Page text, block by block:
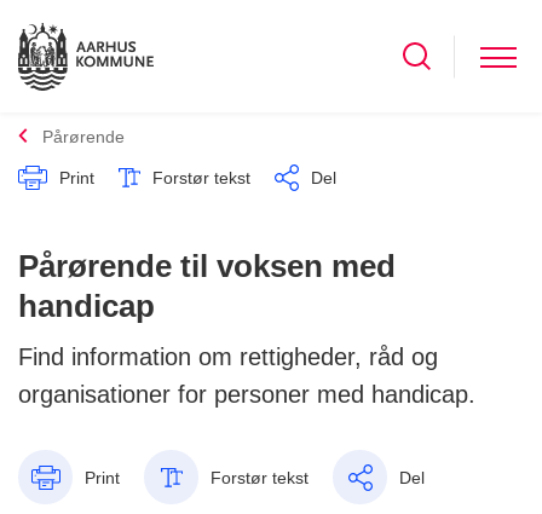
Pårørende
Print Forstør tekst Del
Pårørende til voksen med
handicap
Find information om rettigheder, råd og
organisationer for personer med handicap.
Print Forstør tekst Del